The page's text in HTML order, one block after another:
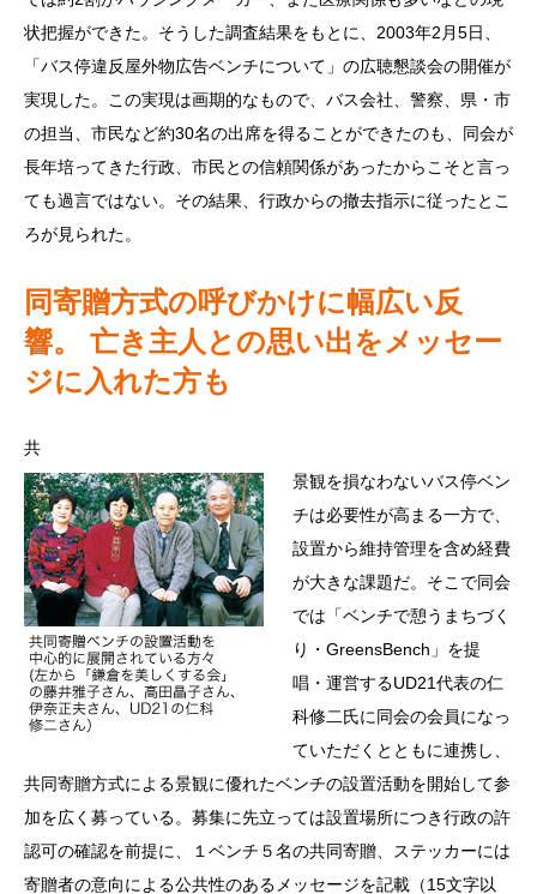
状把握ができた。そうした調査結果をもとに、2003年2月5日、
「バス停違反屋外物広告ベンチについて」の広聴懇談会の開催が
実現した。この実現は画期的なもので、バス会社、警察、県・市
の担当、市民など約30名の出席を得ることができたのも、同会が
長年培ってきた行政、市民との信頼関係があったからこそと言っ
ても過言ではない。その結果、行政からの撤去指示に従ったとこ
ろが見られた。
同寄贈方式の呼びかけに幅広い反
響。 亡き主人との思い出をメッセー
ジに入れた方も
共
景観を損なわないバス停ベン
チは必要性が高まる一方で、
設置から維持管理を含め経費
が大きな課題だ。そこで同会
では「ベンチで憩うまちづく
り・GreensBench」を提
唱・運営するUD21代表の仁
科修二氏に同会の会員になっ
ていただくとともに連携し、
共同寄贈方式による景観に優れたベンチの設置活動を開始して参
加を広く募っている。募集に先立っては設置場所につき行政の許
認可の確認を前提に、１ベンチ５名の共同寄贈、ステッカーには
寄贈者の意向による公共性のあるメッセージを記載（15文字以